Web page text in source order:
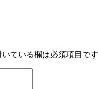
いている欄は必須項目です